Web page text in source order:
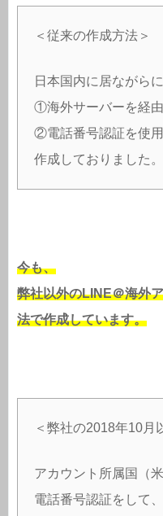
＜従来の作成方法＞
日本国内に居ながらに
①海外サーバーを経由
②電話番号認証を使用
作成しておりました。
今も、
弊社以外のLINE＠海外
法で作成しています。
＜弊社の2018年10月
アカウント所属国（
電話番号認証をして、